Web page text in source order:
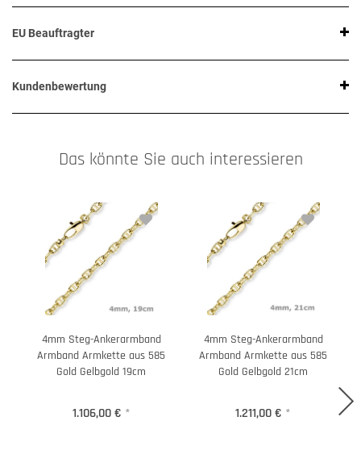
EU Beauftragter
Kundenbewertung
Das könnte Sie auch interessieren
4mm Steg-Ankerarmband
Armband Armkette aus 585
Gold Gelbgold 19cm
1.106,00 € *
4mm Steg-Ankerarmband
Armband Armkette aus 585
Gold Gelbgold 21cm
1.211,00 € *